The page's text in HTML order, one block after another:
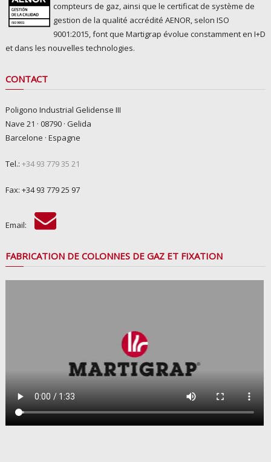
compteurs de gaz, ainsi que le certificat de système de
gestion de la qualité accrédité AENOR, selon ISO
9001:2015, font que Martigrap évolue constamment en I+D
et dans les nouvelles technologies.
CONTACT
Poligono Industrial Gelidense III
Nave 21 · 08790 · Gelida
Barcelone · Espagne
Tel.: +34 93 779 35 21
Fax: +34 93 779 25 97
Email:
FABRICATION DE COLONNES DE GAZ ET FIXATION